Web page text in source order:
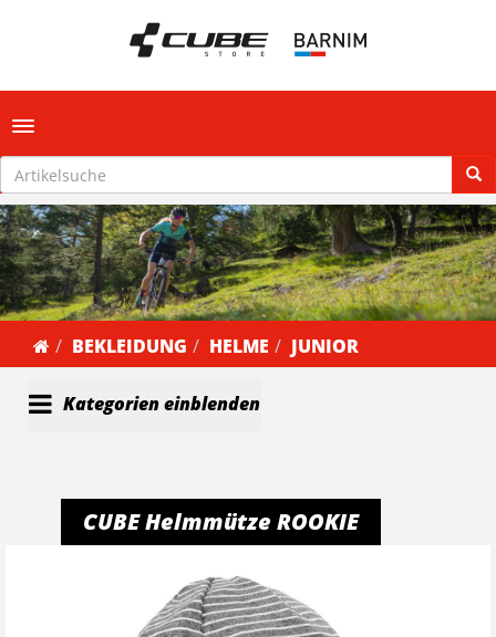
Toggle navigation
BEKLEIDUNG HELME JUNIOR
Kategorien einblenden
CUBE Helmmütze ROOKIE